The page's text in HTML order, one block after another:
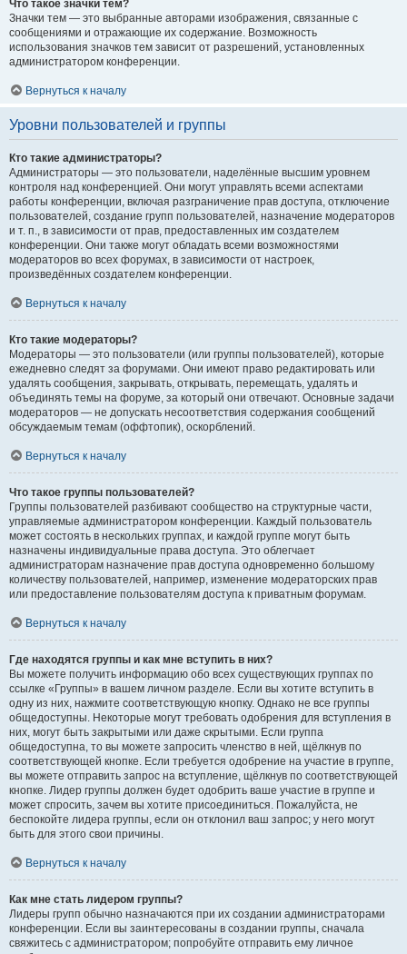
Что такое значки тем?
Значки тем — это выбранные авторами изображения, связанные с
сообщениями и отражающие их содержание. Возможность
использования значков тем зависит от разрешений, установленных
администратором конференции.
Вернуться к началу
Уровни пользователей и группы
Кто такие администраторы?
Администраторы — это пользователи, наделённые высшим уровнем
контроля над конференцией. Они могут управлять всеми аспектами
работы конференции, включая разграничение прав доступа, отключение
пользователей, создание групп пользователей, назначение модераторов
и т. п., в зависимости от прав, предоставленных им создателем
конференции. Они также могут обладать всеми возможностями
модераторов во всех форумах, в зависимости от настроек,
произведённых создателем конференции.
Вернуться к началу
Кто такие модераторы?
Модераторы — это пользователи (или группы пользователей), которые
ежедневно следят за форумами. Они имеют право редактировать или
удалять сообщения, закрывать, открывать, перемещать, удалять и
объединять темы на форуме, за который они отвечают. Основные задачи
модераторов — не допускать несоответствия содержания сообщений
обсуждаемым темам (оффтопик), оскорблений.
Вернуться к началу
Что такое группы пользователей?
Группы пользователей разбивают сообщество на структурные части,
управляемые администратором конференции. Каждый пользователь
может состоять в нескольких группах, и каждой группе могут быть
назначены индивидуальные права доступа. Это облегчает
администраторам назначение прав доступа одновременно большому
количеству пользователей, например, изменение модераторских прав
или предоставление пользователям доступа к приватным форумам.
Вернуться к началу
Где находятся группы и как мне вступить в них?
Вы можете получить информацию обо всех существующих группах по
ссылке «Группы» в вашем личном разделе. Если вы хотите вступить в
одну из них, нажмите соответствующую кнопку. Однако не все группы
общедоступны. Некоторые могут требовать одобрения для вступления в
них, могут быть закрытыми или даже скрытыми. Если группа
общедоступна, то вы можете запросить членство в ней, щёлкнув по
соответствующей кнопке. Если требуется одобрение на участие в группе,
вы можете отправить запрос на вступление, щёлкнув по соответствующей
кнопке. Лидер группы должен будет одобрить ваше участие в группе и
может спросить, зачем вы хотите присоединиться. Пожалуйста, не
беспокойте лидера группы, если он отклонил ваш запрос; у него могут
быть для этого свои причины.
Вернуться к началу
Как мне стать лидером группы?
Лидеры групп обычно назначаются при их создании администраторами
конференции. Если вы заинтересованы в создании группы, сначала
свяжитесь с администратором; попробуйте отправить ему личное